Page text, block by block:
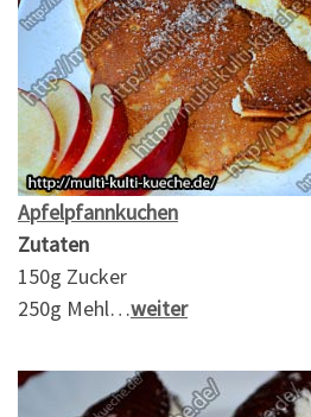
Apfelpfannkuchen
Zutaten
150g Zucker
250g Mehl…weiter